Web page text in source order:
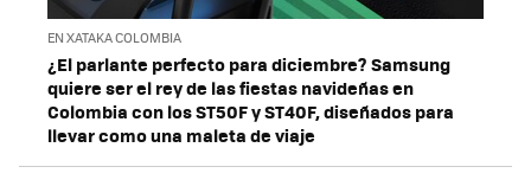
EN XATAKA COLOMBIA
¿El parlante perfecto para diciembre? Samsung
quiere ser el rey de las fiestas navideñas en
Colombia con los ST50F y ST40F, diseñados para
llevar como una maleta de viaje